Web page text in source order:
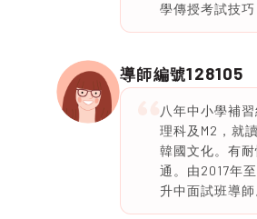
學傳授考試技
導師編號128105
八年中小學補
理科及M2，就
韓國文化。有
通。由2017年
升中面試班導